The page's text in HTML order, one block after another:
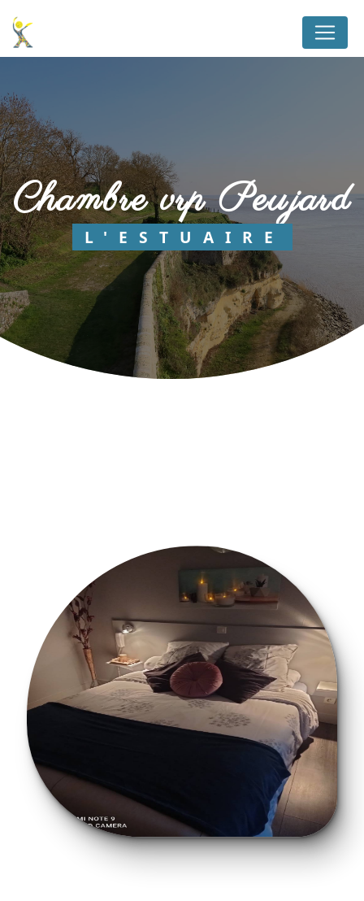
chambre vrp Peujard
L'ESTUAIRE